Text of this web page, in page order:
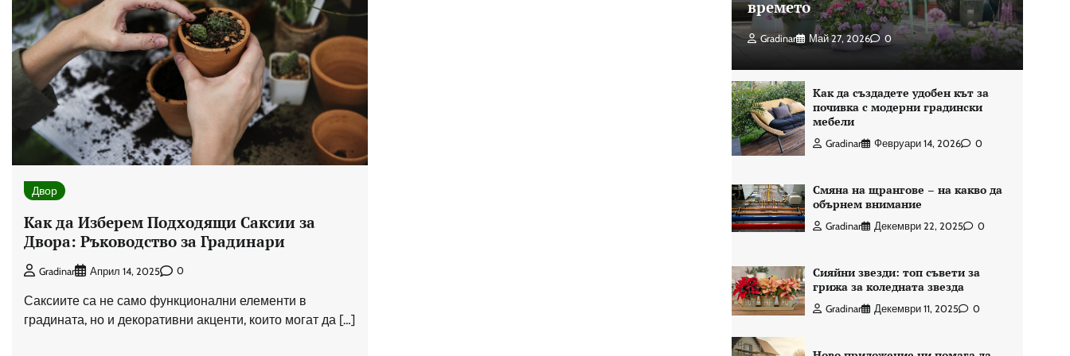
Двор
Как да Изберем Подходящи Саксии за
Двора: Ръководство за Градинари
Gradinar Април 14, 2025 0
Саксиите са не само функционални елементи в
градината, но и декоративни акценти, които могат да […]
времето
Gradinar Май 27, 2026 0
Как да създадете удобен кът за
почивка с модерни градински
мебели
Gradinar Февруари 14, 2026 0
Смяна на щрангове – на какво да
обърнем внимание
Gradinar Декември 22, 2025 0
Сияйни звезди: топ съвети за
грижа за коледната звезда
Gradinar Декември 11, 2025 0